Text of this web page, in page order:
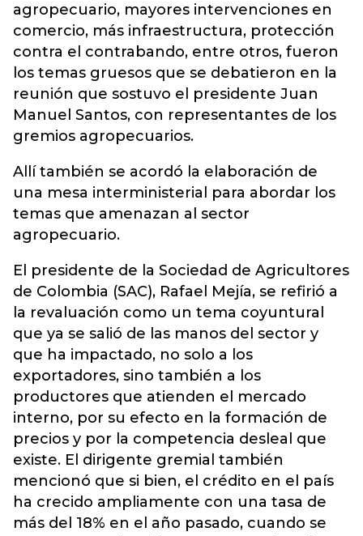
agropecuario, mayores intervenciones en
comercio, más infraestructura, protección
contra el contrabando, entre otros, fueron
los temas gruesos que se debatieron en la
reunión que sostuvo el presidente Juan
Manuel Santos, con representantes de los
gremios agropecuarios.
Allí también se acordó la elaboración de
una mesa interministerial para abordar los
temas que amenazan al sector
agropecuario.
El presidente de la Sociedad de Agricultores
de Colombia (SAC), Rafael Mejía, se refirió a
la revaluación como un tema coyuntural
que ya se salió de las manos del sector y
que ha impactado, no solo a los
exportadores, sino también a los
productores que atienden el mercado
interno, por su efecto en la formación de
precios y por la competencia desleal que
existe. El dirigente gremial también
mencionó que si bien, el crédito en el país
ha crecido ampliamente con una tasa de
más del 18% en el año pasado, cuando se